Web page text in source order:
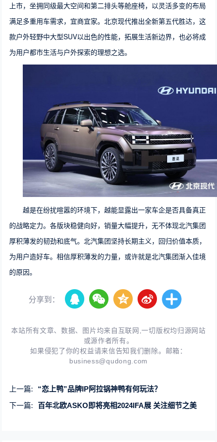
上市，坐拥同级最大空间和第二排头等舱座椅，以灵活多变的布局
满足多重用车需求，宜商宜家。北京现代推出全新第五代胜达，这
款户外轻野中大型SUV以出色的性能，拓展生活新边界，也必将成
为用户都市生活与户外探索的理想之选。
越是在纷扰喧嚣的环境下，越能显露出一家车企是否具备真正
的战略定力。各版块稳健向好，销量大幅提升，无不体现北汽集团
厚积薄发的韧劲和底气。北汽集团坚持长期主义，回归价值本质，
为用户造好车。相信厚积薄发的力量，或许就是北汽集团渐入佳境
的原因。
分享到：
本站所有文章、数据、图片均来自互联网,一切版权均归源网站
或源作者所有。
如果侵犯了你的权益请来信告知我们删除。邮箱：
business@qudong.com
上一篇:
“恋上鸭”品牌IP阿拉锅神鸭有何玩法？
下一篇:
百年北欧ASKO即将亮相2024IFA展 关注细节之美